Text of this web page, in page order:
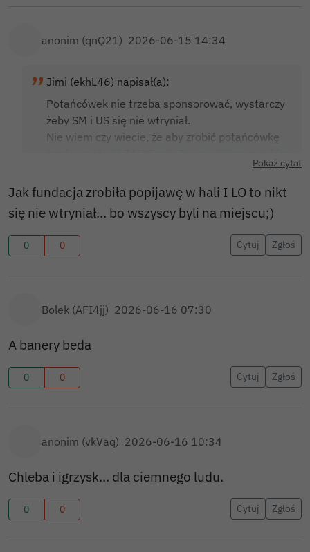
anonim (qnQ21) 2026-06-15 14:34
Jimi (ekhL46) napisał(a):
Potańcówek nie trzeba sponsorować, wystarczy
żeby SM i US się nie wtryniał.
Nie wiem czy wiecie, że aby zrobić potańcówkę
za granie utworów bo artysta i wydawca treści
musi zarobić?
Dlaczego nie ma potańcówek? Bo zaraz wpadają
urzędy skarbowe od akcyzy na alkohol,
towarzystwa twórców, sanepidy, straże miejskie,
policja od wychowania w trzeźwości i dostajesz
ognisko nad rzeką i wziąć magnetofon to miałeś
imprezę.
służby nie zauważą że coś się dzieje:)
Nikt tak na prawdę nic nie dał na imprezę,
kupiono tylko pozwolenie od partyjniaków.
Pokaż cytat
Jak fundacja zrobiła popijawę w hali I LO to nikt
się nie wtryniał… bo wszyscy byli na miejscu;)
0 0 Cytuj Zgłoś
Bolek (AFI4jj) 2026-06-16 07:30
A banery beda
0 0 Cytuj Zgłoś
anonim (vkVaq) 2026-06-16 10:34
Chleba i igrzysk… dla ciemnego ludu.
0 0 Cytuj Zgłoś